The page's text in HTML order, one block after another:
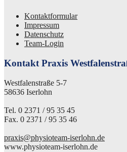
Kontaktformular
Impressum
Datenschutz
Team-Login
Kontakt Praxis
Westfalenstraße 5-7
58636 Iserlohn
Tel. 0 2371 / 95 35 45
Fax. 0 2371 / 95 35 46
praxis@physioteam-iserlohn.de
www.physioteam-iserlohn.de